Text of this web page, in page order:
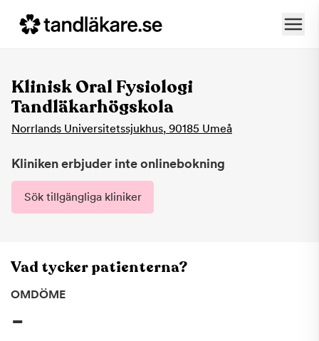
Klinisk Oral Fysiologi
Tandläkarhögskola
Norrlands Universitetssjukhus, 90185 Umeå
Kliniken erbjuder inte onlinebokning
Sök tillgängliga kliniker
Vad tycker patienterna?
OMDÖME
-